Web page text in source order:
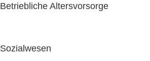
Betriebliche Altersvorsorge
Sozialwesen